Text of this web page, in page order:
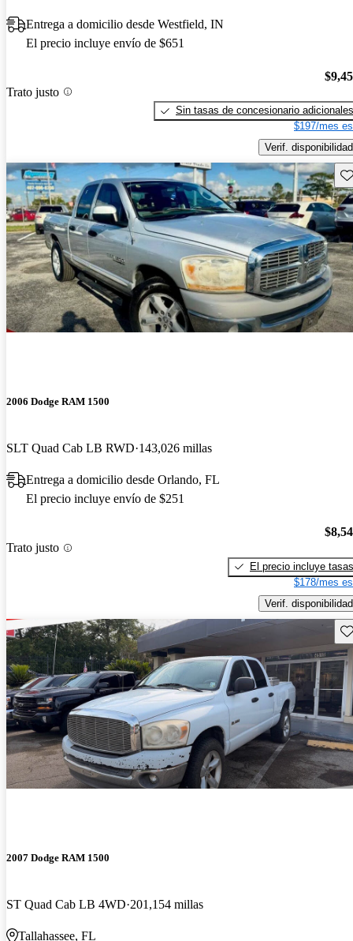
Entrega a domicilio desde Westfield, IN
El precio incluye envío de $651
Trato justo
Sin tasas de concesionario adicionales
$197/mes
Verif. disponibilidad
2006 Dodge RAM 1500
SLT Quad Cab LB RWD 143,026 millas
Entrega a domicilio desde Orlando, FL
El precio incluye envío de $251
Trato justo
El precio incluye tasas
$178/mes
Verif. disponibilidad
2007 Dodge RAM 1500
ST Quad Cab LB 4WD 201,154 millas
Tallahassee, FL